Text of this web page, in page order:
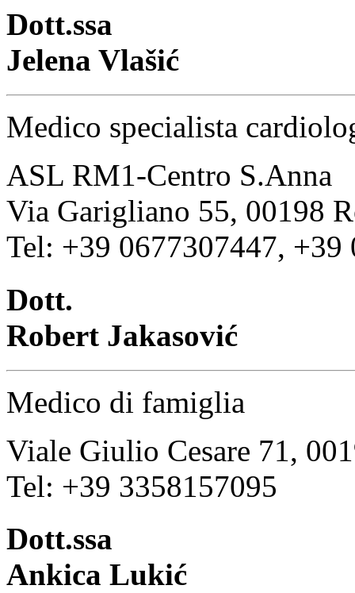
Dott.ssa
Jelena Vlašić
Medico specialista
ASL RM1-Centro S.Anna
Via Garigliano 55, 00198
Tel: +39 0677307447, +39
Dott.
Robert Jakasović
Medico di famiglia
Viale Giulio Cesare 71,
Tel: +39 3358157095
Dott.ssa
Ankica Lukić